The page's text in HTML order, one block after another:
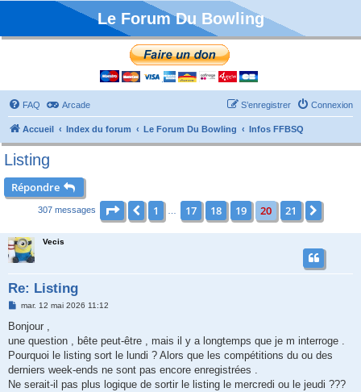
Le Forum Du Bowling
FAQ Arcade Connexion
S’enregistrer
Accueil Index du forum Le Forum Du Bowling Infos FFBSQ
Listing
Répondre
307 messages Page 20 sur 21
Précédente
1 17 18 19 20 21
Vecis
Re: Listing
M
s
a
g
mar. 12 mai 2026 11:12
Bonjour ,
une question , bête peut-être , mais il y a longtemps que je m interroge .
Pourquoi le listing sort le lundi ? Alors que les compétitions du ou des
derniers week-ends ne sont pas encore enregistrées .
Ne serait-il pas plus logique de sortir le listing le mercredi ou le jeudi ???